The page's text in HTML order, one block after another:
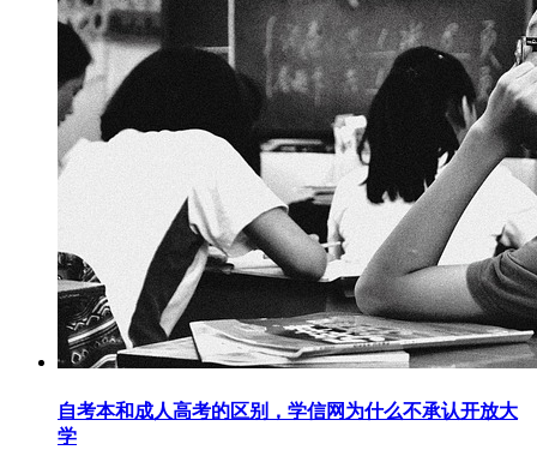
自考本和成人高考的区别，学信网为什么不承认开放大
学